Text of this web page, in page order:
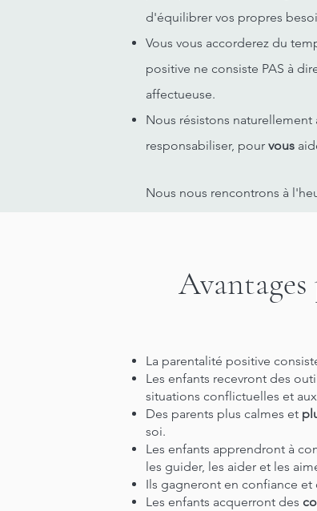
d'équilibrer vos propres
Vous vous accorderez du
positive ne consiste PAS à
affectueuse.
Nous résistons
responsabiliser, pour vous
Nous nous rencontrons à
La parentalité positive
Les enfants recevront des
situations conflictuelles et
Des parents plus calmes et
soi.
Les enfants apprendront à
les guider, les aider et les
Ils gagneront en confiance
Les enfants acquerront des